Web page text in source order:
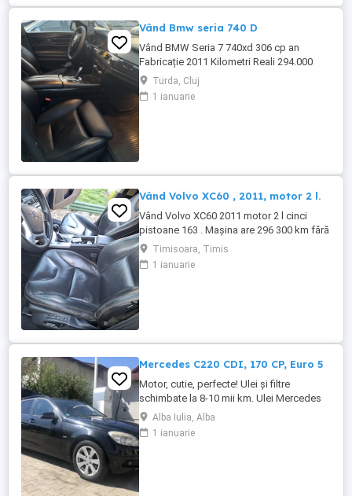
Vând Bmw seria 740 D
Vând BMW Seria 7 740xd 306 cp an
Fabricație 2011 Kilometri Reali 294.000
Mașina are 5 butoane. Interior piele
neagră. Scaune electrice cu memorie și
masaj încălzite și ventilate. Bancheta ...
Turda, Cluj
1 ianuarie
Vând Volvo XC60 , 2011, motor 2 l.
Vând Volvo XC60 2011 motor 2 l cinci
pistoane 163 . Mașina are 296 300 km fără
probleme mecanice si estetice. Dotări
scaune piele cu reglaje automate , cutie
manuala , GPS si camera marșarier,
Timisoara, Timis
1 ianuarie
Mercedes C220 CDI, 170 CP, Euro 5
Motor, cutie, perfecte! Ulei și filtre
schimbate la 8-10 mii km. Ulei Mercedes
15 W - 30. Echipamente si caracteristici
speciale: Sistem de navigație COMAND
APS: Sistem de navigație integrat
Alba Iulia, Alba
1 ianuarie